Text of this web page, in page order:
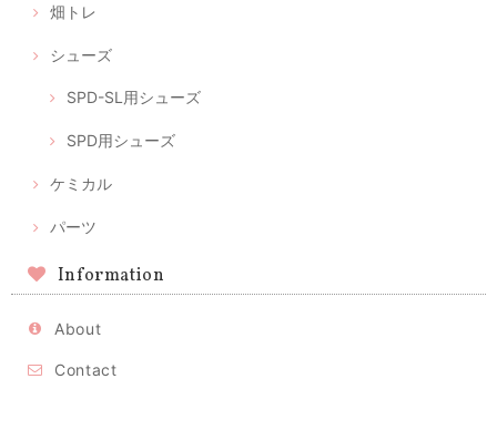
畑トレ
シューズ
SPD-SL用シューズ
SPD用シューズ
ケミカル
パーツ
Information
About
Contact